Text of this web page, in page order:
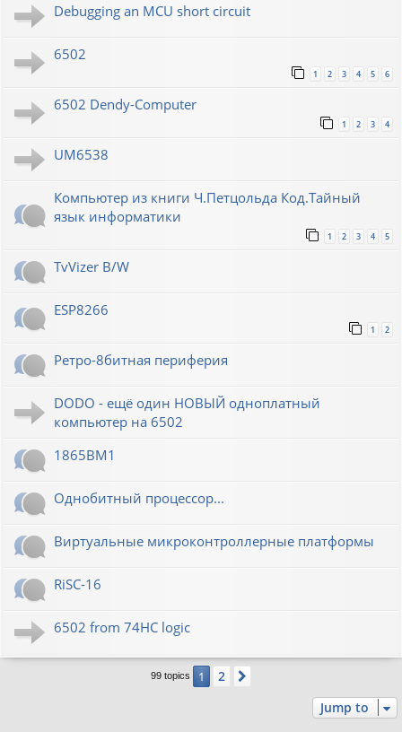
Debugging an MCU short circuit
6502
1 2 3 4 5 6
6502 Dendy-Computer
1 2 3 4
UM6538
Компьютер из книги Ч.Петцольда Код.Тайный
язык информатики
1 2 3 4 5
TvVizer B/W
ESP8266
1 2
Ретро-8битная периферия
DODO - ещё один НОВЫЙ одноплатный
компьютер на 6502
1865ВМ1
Однобитный процессор...
Виртуальные микроконтроллерные платформы
RiSC-16
6502 from 74HC logic
99 topics 1 2
Jump to